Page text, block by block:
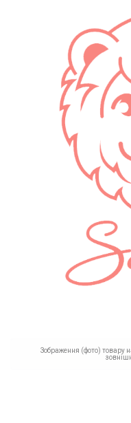
Зображення (фото) товару